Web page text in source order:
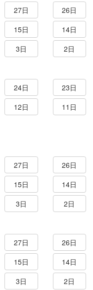
27日 26日
15日 14日
3日 2日
24日 23日
12日 11日
27日 26日
15日 14日
3日 2日
27日 26日
15日 14日
3日 2日